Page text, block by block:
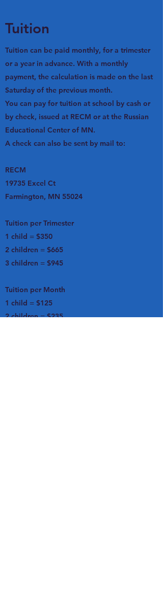
Tuition
Tuition can be paid monthly, for a trimester
or a year in advance. With a monthly
payment, the calculation is made on the last
Saturday of the previous month.
You can pay for tuition at school by cash or
by check, issued at RECM or at the Russian
Educational Center of MN.
A check can also be sent by mail to:
RECM
19735 Excel Ct
Farmington, MN 55024
Tuition per Trimester
1 child = $350
2 children = $665
3 children = $945
Tuition per Month
1 child = $125
2 children = $235